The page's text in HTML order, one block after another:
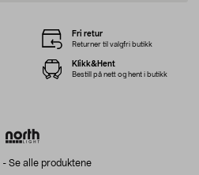
- Se alle produktene
Fri retur
Returner til valgfri butikk
Klikk&Hent
Bestill på nett og hent i butikk